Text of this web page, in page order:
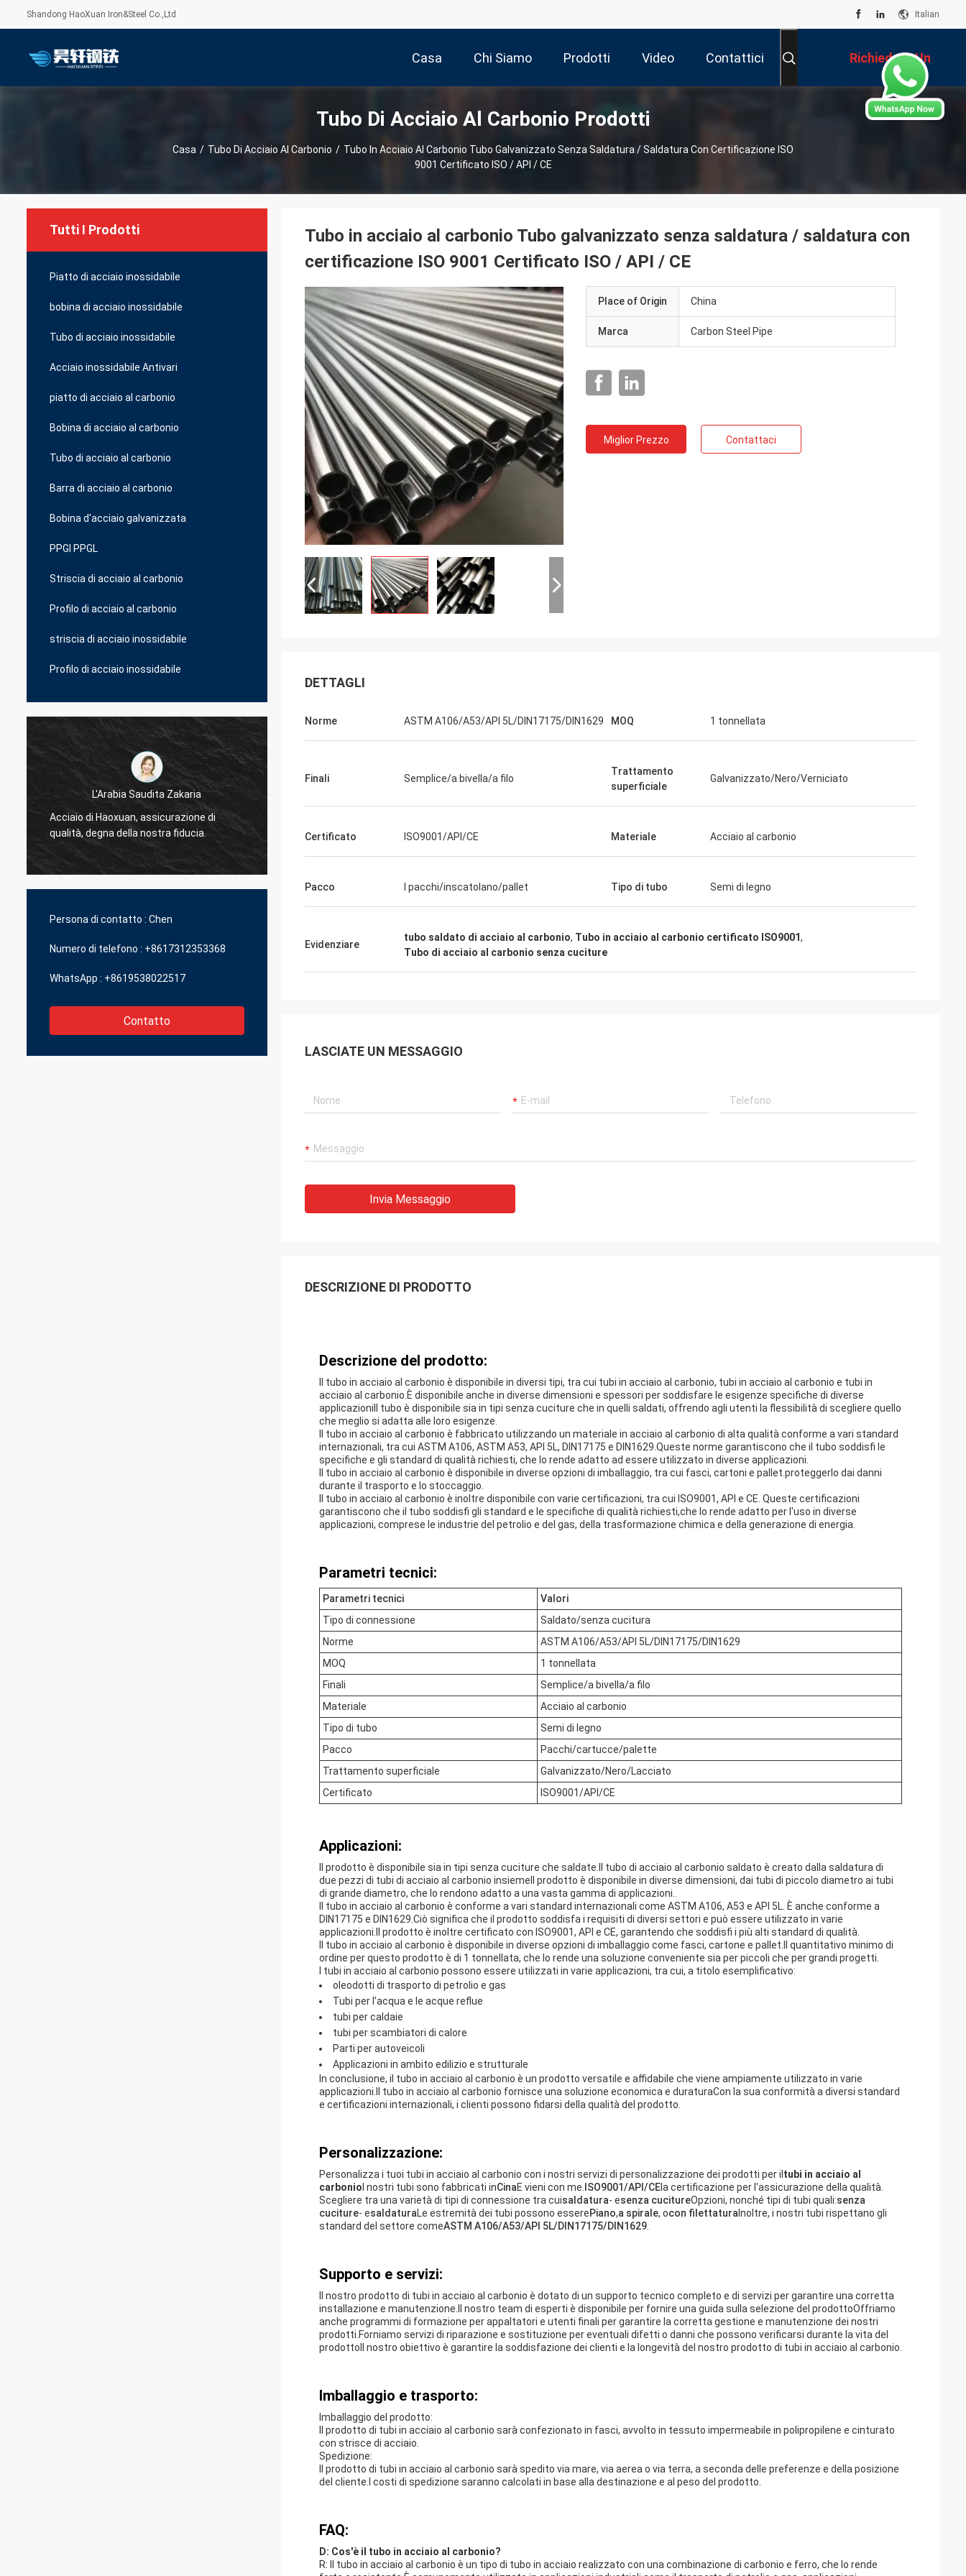
Shandong HaoXuan Iron&Steel Co.,Ltd Italian
Casa Chi Siamo Prodotti Video Contattici Richiedere Un
Preventivo
Tubo Di Acciaio Al Carbonio Prodotti
Casa / Tubo Di Acciaio Al Carbonio / Tubo In Acciaio Al Carbonio Tubo Galvanizzato Senza Saldatura / Saldatura Con Certificazione ISO
9001 Certificato ISO / API / CE
Tutti I Prodotti
Piatto di acciaio inossidabile
bobina di acciaio inossidabile
Tubo di acciaio inossidabile
Acciaio inossidabile Antivari
piatto di acciaio al carbonio
Bobina di acciaio al carbonio
Tubo di acciaio al carbonio
Barra di acciaio al carbonio
Bobina d'acciaio galvanizzata
PPGI PPGL
Striscia di acciaio al carbonio
Profilo di acciaio al carbonio
striscia di acciaio inossidabile
Profilo di acciaio inossidabile
L'Arabia Saudita Zakaria
Acciaio di Haoxuan, assicurazione di
qualità, degna della nostra fiducia.
qualità, degna della nostra fiducia.
Persona di contatto : Chen
Numero di telefono : +8617312353368
WhatsApp : +8619538022517
Contatto
Tubo in acciaio al carbonio Tubo galvanizzato senza saldatura / saldatura con
certificazione ISO 9001 Certificato ISO / API / CE
Place of Origin China
Marca Carbon Steel Pipe
Miglior Prezzo Contattaci
DETTAGLI
Norme ASTM A106/A53/API 5L/DIN17175/DIN1629 MOQ 1 tonnellata
Finali Semplice/a bivella/a filo
Trattamento
superficiale
Galvanizzato/Nero/Verniciato
Certificato ISO9001/API/CE Materiale Acciaio al carbonio
Pacco I pacchi/inscatolano/pallet Tipo di tubo Semi di legno
Evidenziare
tubo saldato di acciaio al carbonio, Tubo in acciaio al carbonio certificato ISO9001,
Tubo di acciaio al carbonio senza cuciture
LASCIATE UN MESSAGGIO
Invia Messaggio
DESCRIZIONE DI PRODOTTO
Descrizione del prodotto:
Il tubo in acciaio al carbonio è disponibile in diversi tipi, tra cui tubi in acciaio al carbonio, tubi in acciaio al carbonio e tubi in
acciaio al carbonio.È disponibile anche in diverse dimensioni e spessori per soddisfare le esigenze specifiche di diverse
applicazioniIl tubo è disponibile sia in tipi senza cuciture che in quelli saldati, offrendo agli utenti la flessibilità di scegliere quello
che meglio si adatta alle loro esigenze.
Il tubo in acciaio al carbonio è fabbricato utilizzando un materiale in acciaio al carbonio di alta qualità conforme a vari standard
internazionali, tra cui ASTM A106, ASTM A53, API 5L, DIN17175 e DIN1629.Queste norme garantiscono che il tubo soddisfi le
specifiche e gli standard di qualità richiesti, che lo rende adatto ad essere utilizzato in diverse applicazioni.
Il tubo in acciaio al carbonio è disponibile in diverse opzioni di imballaggio, tra cui fasci, cartoni e pallet.proteggerlo dai danni
durante il trasporto e lo stoccaggio.
Il tubo in acciaio al carbonio è inoltre disponibile con varie certificazioni, tra cui ISO9001, API e CE. Queste certificazioni
garantiscono che il tubo soddisfi gli standard e le specifiche di qualità richiesti,che lo rende adatto per l'uso in diverse
applicazioni, comprese le industrie del petrolio e del gas, della trasformazione chimica e della generazione di energia.
Parametri tecnici:
Parametri tecnici
Valori
Tipo di connessione
Saldato/senza cucitura
Norme
ASTM A106/A53/API 5L/DIN17175/DIN1629
MOQ
1 tonnellata
Finali
Semplice/a bivella/a filo
Materiale
Acciaio al carbonio
Tipo di tubo
Semi di legno
Pacco
Pacchi/cartucce/palette
Trattamento superficiale
Galvanizzato/Nero/Lacciato
Certificato
ISO9001/API/CE
Applicazioni:
Il prodotto è disponibile sia in tipi senza cuciture che saldate.Il tubo di acciaio al carbonio saldato è creato dalla saldatura di
due pezzi di tubi di acciaio al carbonio insiemeIl prodotto è disponibile in diverse dimensioni, dai tubi di piccolo diametro ai tubi
di grande diametro, che lo rendono adatto a una vasta gamma di applicazioni..
Il tubo in acciaio al carbonio è conforme a vari standard internazionali come ASTM A106, A53 e API 5L. È anche conforme a
DIN17175 e DIN1629.Ciò significa che il prodotto soddisfa i requisiti di diversi settori e può essere utilizzato in varie
applicazioni.Il prodotto è inoltre certificato con ISO9001, API e CE, garantendo che soddisfi i più alti standard di qualità.
Il tubo in acciaio al carbonio è disponibile in diverse opzioni di imballaggio come fasci, cartone e pallet.Il quantitativo minimo di
ordine per questo prodotto è di 1 tonnellata, che lo rende una soluzione conveniente sia per piccoli che per grandi progetti.
I tubi in acciaio al carbonio possono essere utilizzati in varie applicazioni, tra cui, a titolo esemplificativo:
oleodotti di trasporto di petrolio e gas
Tubi per l'acqua e le acque reflue
tubi per caldaie
tubi per scambiatori di calore
Parti per autoveicoli
Applicazioni in ambito edilizio e strutturale
In conclusione, il tubo in acciaio al carbonio è un prodotto versatile e affidabile che viene ampiamente utilizzato in varie
applicazioni.Il tubo in acciaio al carbonio fornisce una soluzione economica e duraturaCon la sua conformità a diversi standard
e certificazioni internazionali, i clienti possono fidarsi della qualità del prodotto.
Personalizzazione:
Personalizza i tuoi tubi in acciaio al carbonio con i nostri servizi di personalizzazione dei prodotti per il tubi in acciaio al
carbonio I nostri tubi sono fabbricati inCinaE vieni con me. ISO9001/API/CEla certificazione per l'assicurazione della qualità.
Scegliere tra una varietà di tipi di connessione tra cuisaldatura- esenza cucitureOpzioni, nonché tipi di tubi quali:senza
cuciture- esaldaturaLe estremità dei tubi possono esserePiano,a spirale, ocon filettatura Inoltre, i nostri tubi rispettano gli
standard del settore comeASTM A106/A53/API 5L/DIN17175/DIN1629
Supporto e servizi:
Il nostro prodotto di tubi in acciaio al carbonio è dotato di un supporto tecnico completo e di servizi per garantire una corretta
installazione e manutenzione.Il nostro team di esperti è disponibile per fornire una guida sulla selezione del prodottoOffriamo
anche programmi di formazione per appaltatori e utenti finali per garantire la corretta gestione e manutenzione dei nostri
prodotti.Forniamo servizi di riparazione e sostituzione per eventuali difetti o danni che possono verificarsi durante la vita del
prodottoIl nostro obiettivo è garantire la soddisfazione dei clienti e la longevità del nostro prodotto di tubi in acciaio al carbonio.
Imballaggio e trasporto:
Imballaggio del prodotto:
Il prodotto di tubi in acciaio al carbonio sarà confezionato in fasci, avvolto in tessuto impermeabile in polipropilene e cinturato
con strisce di acciaio.
Spedizione:
Il prodotto di tubi in acciaio al carbonio sarà spedito via mare, via aerea o via terra, a seconda delle preferenze e della posizione
del cliente.I costi di spedizione saranno calcolati in base alla destinazione e al peso del prodotto.
FAQ:
D: Cos'è il tubo in acciaio al carbonio?
R: Il tubo in acciaio al carbonio è un tipo di tubo in acciaio realizzato con una combinazione di carbonio e ferro, che lo rende